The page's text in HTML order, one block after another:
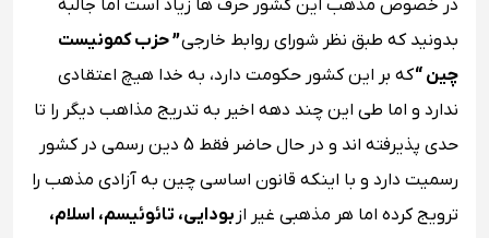
در خصوص مذهب این کشور حرف ها زیاد است اما جالبه
بدونید که طبق نظر شورای روابط خارجی” حزب کمونیست
چین “که بر این کشور حکومت دارد، به خدا هیچ اعتقادی
ندارد و اما طی این چند دهه اخیر به تدریج مذاهب دیگر را تا
حدی پذیرفته ‌اند و در حال حاضر فقط 5 دین رسمی در کشور
رسمیت دارد و با اینکه قانون اساسی چین به آزادی مذهب را
ترویج کرده اما هر مذهبی غیر از بودایی، تائوئیسم، اسلام،